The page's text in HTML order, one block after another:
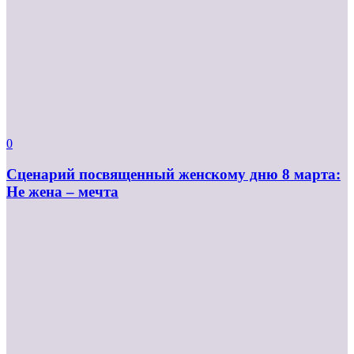
0
Сценарий посвященный женскому дню 8 марта:
Не жена – мечта